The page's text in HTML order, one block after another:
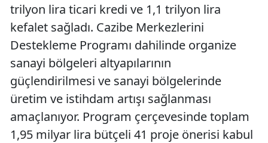
trilyon lira ticari kredi ve 1,1 trilyon lira
kefalet sağladı. Cazibe Merkezlerini
Destekleme Programı dahilinde organize
sanayi bölgeleri altyapılarının
güçlendirilmesi ve sanayi bölgelerinde
üretim ve istihdam artışı sağlanması
amaçlanıyor. Program çerçevesinde toplam
1,95 milyar lira bütçeli 41 proje önerisi kabul